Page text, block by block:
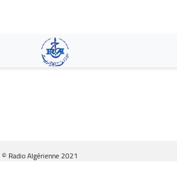
contenido
principal
© Radio Algérienne 2021